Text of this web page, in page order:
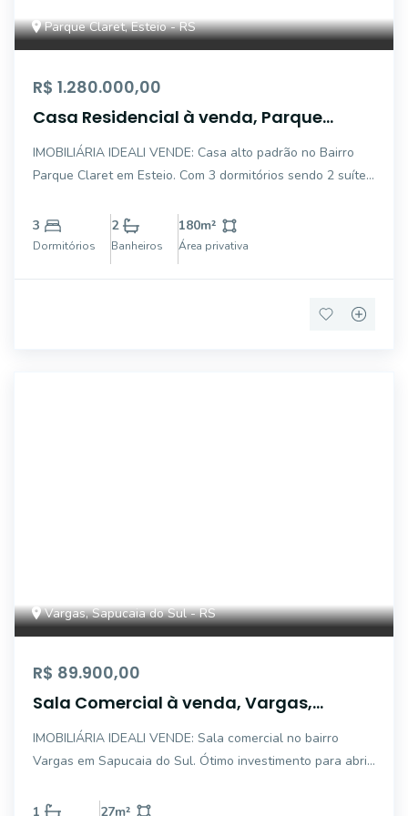
Parque Claret, Esteio - RS
R$ 1.280.000,00
Casa Residencial à venda, Parque
IMOBILIÁRIA IDEALI VENDE: Casa alto padrão no Bairro
Parque Claret em Esteio. Com 3 dormitórios sendo 2 suítes
sociais, sala de jantar, cozinha, área gourmet,
churrasqueira além de um pátio amplo com jard
3
Dormitórios
2
Banheiros
180m²
Área privativa
Vargas, Sapucaia do Sul - RS
R$ 89.900,00
Sala Comercial à venda, Vargas,
IMOBILIÁRIA IDEALI VENDE: Sala comercial no bairro
Vargas em Sapucaia do Sul. Ótimo investimento para abrir
FINANCIAMENTO* Aceita FGTSFALE CONOSCO E SAIBA
1 27m²